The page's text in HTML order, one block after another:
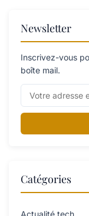
Newsletter
Inscrivez-vous
boîte mail.
Catégories